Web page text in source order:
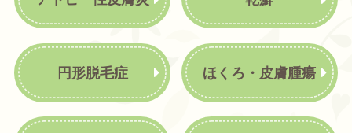
円形脱毛症 ほくろ・皮膚腫瘍